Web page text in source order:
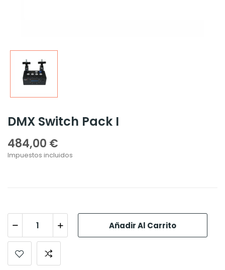
DMX Switch Pack I
484,00 €
Impuestos incluidos
Añadir Al Carrito